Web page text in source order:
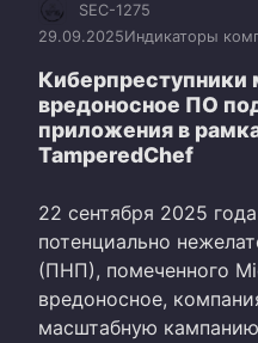
SEC-1275
29.09.2025Индикаторы
Киберпреступники
вредоносное ПО
приложения в
TamperedChef
22 сентября 2025
потенциально
(ПНП), помеченного
вредоносное,
масштабную